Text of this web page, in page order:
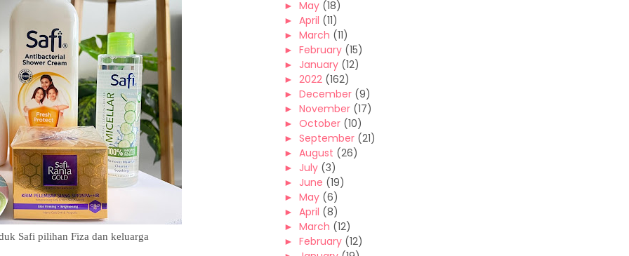
Safi pilihan Fiza dan keluarga
► May (18)
► April (11)
► March (11)
► February (15)
► January (12)
► 2022 (162)
► December (9)
► November (17)
► October (10)
► September (21)
► August (26)
► July (3)
► June (19)
► May (6)
► April (8)
► March (12)
► February (12)